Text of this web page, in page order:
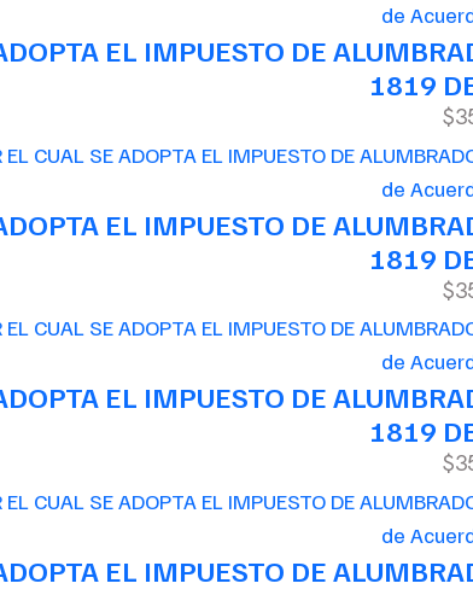
de
EL IMPUESTO DE
1819
de
EL IMPUESTO DE
1819
de
EL IMPUESTO DE
1819
de
EL IMPUESTO DE